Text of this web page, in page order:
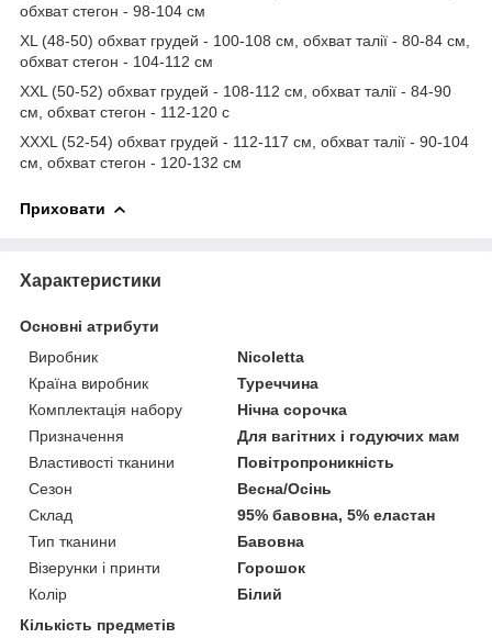
обхват стегон - 98-104 см
XL (48-50) обхват грудей - 100-108 см, обхват талії - 80-84 см,
обхват стегон - 104-112 см
XXL (50-52) обхват грудей - 108-112 см, обхват талії - 84-90
см, обхват стегон - 112-120 с
XXXL (52-54) обхват грудей - 112-117 см, обхват талії - 90-104
см, обхват стегон - 120-132 см
Приховати
Характеристики
Основні атрибути
Виробник
Nicoletta
Країна виробник
Туреччина
Комплектація набору
Нічна сорочка
Призначення
Для вагітних і годуючих мам
Властивості тканини
Повітропроникність
Сезон
Весна/Осінь
Склад
95% бавовна, 5% еластан
Тип тканини
Бавовна
Візерунки і принти
Горошок
Колір
Білий
Кількість предметів